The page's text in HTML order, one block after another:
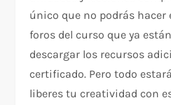
único que no podrás hacer
foros del curso que ya
descargar los recursos
certificado. Pero todo
liberes tu creatividad con